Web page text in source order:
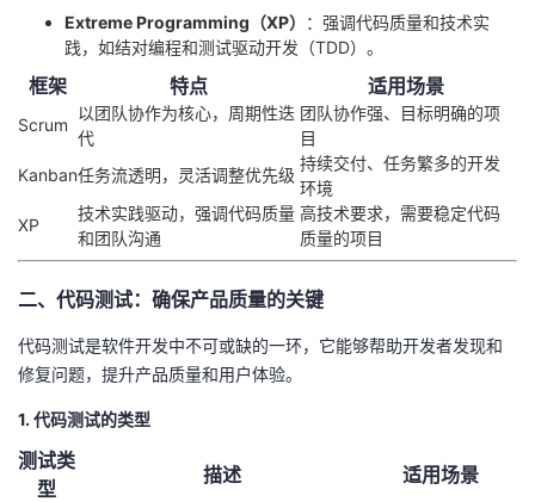
Extreme Programming（XP）
：强调代码质量和技术实
践，如结对编程和测试驱动开发（TDD）。
框架 特点 适用场景
Scrum
以团队协作为核心，周期性迭
代
团队协作强、目标明确的项
目
Kanban任务流透明，灵活调整优先级
持续交付、任务繁多的开发
环境
XP
技术实践驱动，强调代码质量
和团队沟通
高技术要求，需要稳定代码
质量的项目
二、代码测试：确保产品质量的关键
代码测试是软件开发中不可或缺的一环，它能够帮助开发者发现和
修复问题，提升产品质量和用户体验。
1. 代码测试的类型
测试类
型
描述 适用场景